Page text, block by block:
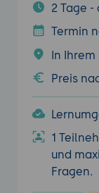
2 Tage -
Termin
In Ihrem
Preis
1
und
Fragen.